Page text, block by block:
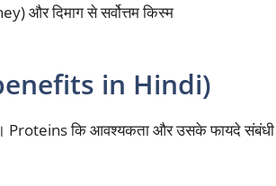
और दिमाग से सर्वोत्तम किस्म
benefits in Hindi)
Proteins कि आवश्यकता और उसके फायदे संबंधी